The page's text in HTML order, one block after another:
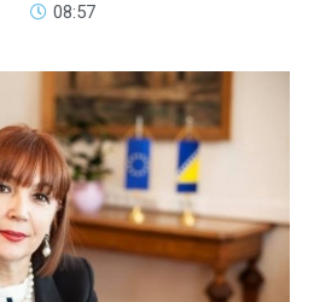
08:57